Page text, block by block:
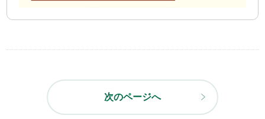
次のページへ